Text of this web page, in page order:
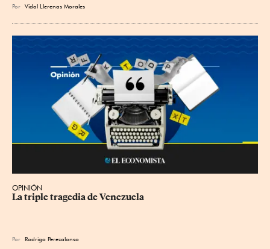
Por Vidal Llerenas Morales
OPINIÓN
La triple tragedia de Venezuela
Por Rodrigo Perezalonso